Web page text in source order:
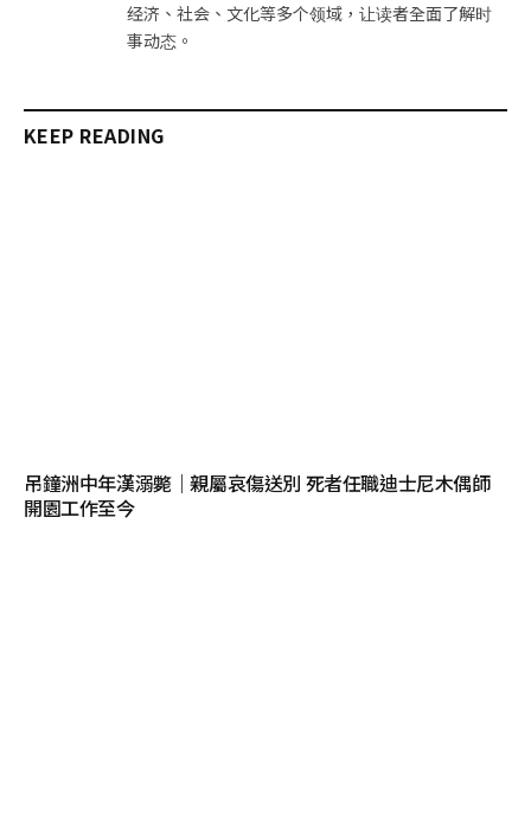
经济、社会、文化等多个领域，让读者全面了解时
事动态。
KEEP READING
吊鐘洲中年漢溺斃｜親屬哀傷送別 死者任職迪士尼木偶師
開園工作至今